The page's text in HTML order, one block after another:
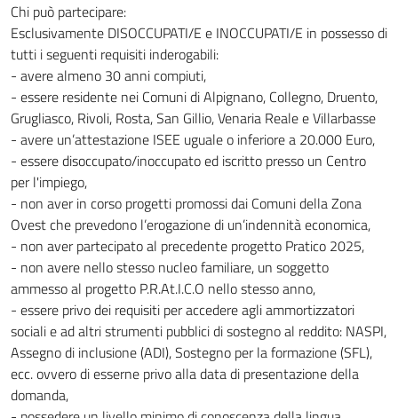
Chi può partecipare:
Esclusivamente DISOCCUPATI/E e INOCCUPATI/E in possesso di
tutti i seguenti requisiti inderogabili:
- avere almeno 30 anni compiuti,
- essere residente nei Comuni di Alpignano, Collegno, Druento,
Grugliasco, Rivoli, Rosta, San Gillio, Venaria Reale e Villarbasse
- avere un’attestazione ISEE uguale o inferiore a 20.000 Euro,
- essere disoccupato/inoccupato ed iscritto presso un Centro
per l'impiego,
- non aver in corso progetti promossi dai Comuni della Zona
Ovest che prevedono l’erogazione di un’indennità economica,
- non aver partecipato al precedente progetto Pratico 2025,
- non avere nello stesso nucleo familiare, un soggetto
ammesso al progetto P.R.At.I.C.O nello stesso anno,
- essere privo dei requisiti per accedere agli ammortizzatori
sociali e ad altri strumenti pubblici di sostegno al reddito: NASPI,
Assegno di inclusione (ADI), Sostegno per la formazione (SFL),
ecc. ovvero di esserne privo alla data di presentazione della
domanda,